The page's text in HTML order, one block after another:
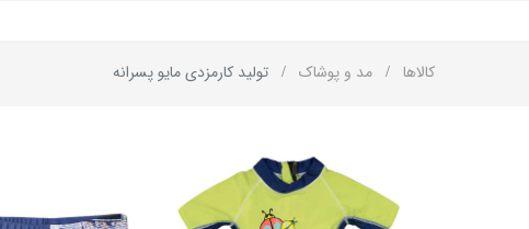
کالاها مد و پوشاک تولید کارمزدی مایو پسرانه